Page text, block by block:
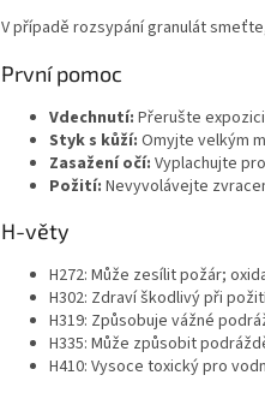
V případě rozsypání granulát
První pomoc
Vdechnutí: Přerušte
Styk s kůží: Omyjte velkým
Zasažení očí: Vyplachujte
Požití: Nevyvolávejte
H-věty
H272: Může zesílit požár;
H302: Zdraví škodlivý při
H319: Způsobuje vážné
H335: Může způsobit
H410: Vysoce toxický pro